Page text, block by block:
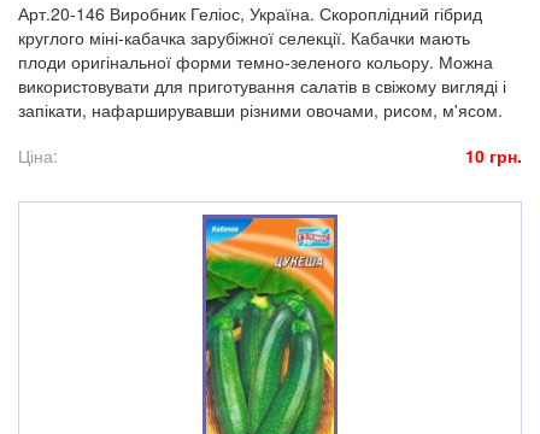
Арт.20-146 Виробник Геліос, Україна. Скороплідний гібрид
круглого міні-кабачка зарубіжної селекції. Кабачки мають
плоди оригінальної форми темно-зеленого кольору. Можна
використовувати для приготування салатів в свіжому вигляді і
запікати, нафарширувавши різними овочами, рисом, м'ясом.
Ціна:
10 грн.